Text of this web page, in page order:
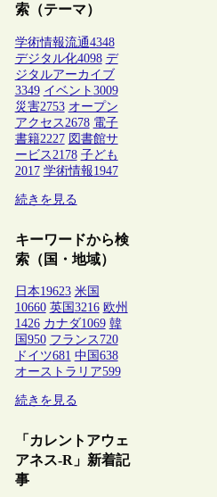
索（テーマ）
学術情報流通4348
デジタル化4098 デ
ジタルアーカイブ
3349 イベント 3009
災害2753 オープン
アクセス 2678 電子
書籍2227 図書館サ
ービス 2178 子ども
2017 学術情報1947
続きを見る
キーワードから検
索（国・地域）
日本19623 米国
10660 英国 3216 欧州
1426 カナダ1069 韓
国 950 フランス 720
ドイツ681 中国 638
オーストラリア599
続きを見る
「カレントアウェ
アネス-R」新着記
事